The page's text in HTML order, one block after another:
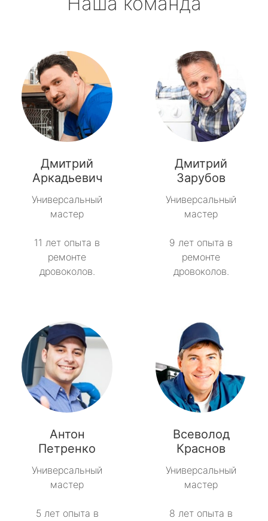
Дмитрий
Аркадьевич
Универсальный
мастер
11 лет опыта в
ремонте
дровоколов.
Дмитрий
Зарубов
Универсальный
мастер
9 лет опыта в
ремонте
дровоколов.
Антон
Петренко
Универсальный
мастер
5 лет опыта в
Всеволод
Краснов
Универсальный
мастер
8 лет опыта в